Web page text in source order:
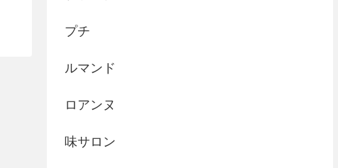
プチ
ルマンド
ロアンヌ
味サロン